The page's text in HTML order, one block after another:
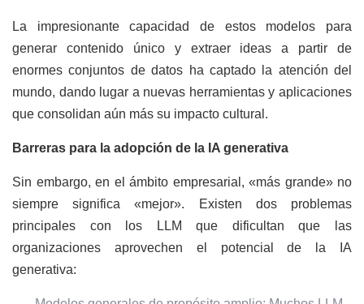
La impresionante capacidad de estos modelos para
generar contenido único y extraer ideas a partir de
enormes conjuntos de datos ha captado la atención del
mundo, dando lugar a nuevas herramientas y aplicaciones
que consolidan aún más su impacto cultural.
Barreras para la adopción de la IA generativa
Sin embargo, en el ámbito empresarial, «más grande» no
siempre significa «mejor». Existen dos problemas
principales con los LLM que dificultan que las
organizaciones aprovechen el potencial de la IA
generativa: